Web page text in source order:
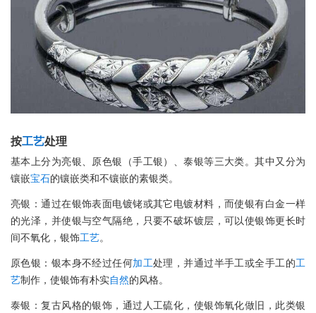
按工艺处理
基本上分为亮银、原色银（手工银）、泰银等三大类。其中又分为
镶嵌宝石的镶嵌类和不镶嵌的素银类。
亮银：通过在银饰表面电镀铑或其它电镀材料，而使银有白金一样
的光泽，并使银与空气隔绝，只要不破坏镀层，可以使银饰更长时
间不氧化，银饰工艺。
原色银：银本身不经过任何加工处理，并通过半手工或全手工的工
艺制作，使银饰有朴实自然的风格。
泰银：复古风格的银饰，通过人工硫化，使银饰氧化做旧，此类银